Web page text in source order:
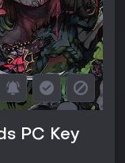
PC Key